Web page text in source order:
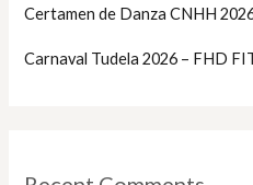
Certamen de Danza CNHH
Carnaval Tudela 2026 – FHD